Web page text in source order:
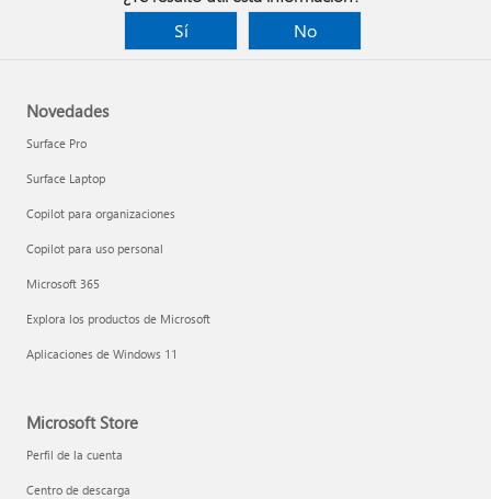
Sí
No
Novedades
Surface Pro
Surface Laptop
Copilot para organizaciones
Copilot para uso personal
Microsoft 365
Explora los productos de Microsoft
Aplicaciones de Windows 11
Microsoft Store
Perfil de la cuenta
Centro de descarga